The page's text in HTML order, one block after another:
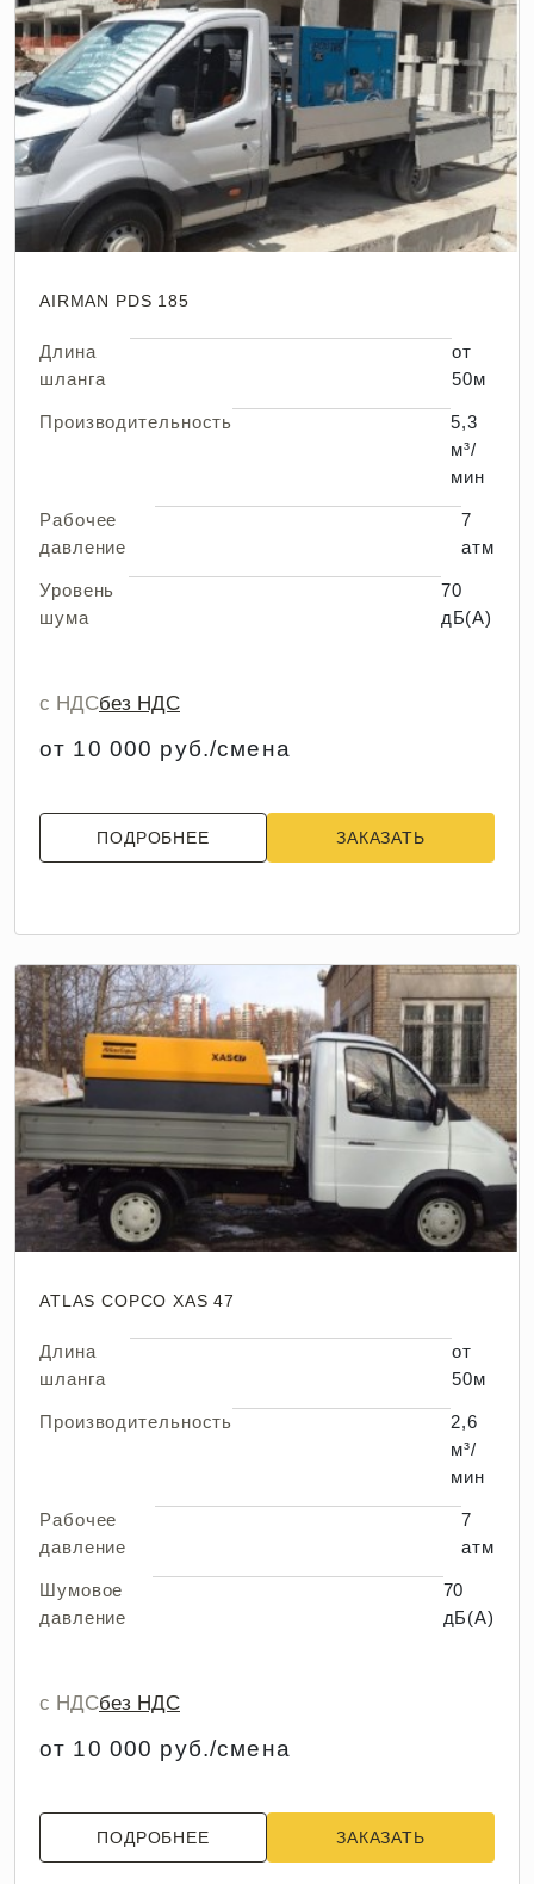
AIRMAN PDS 185
Длина
шланга
от
50м
Производительность
5,3
м³/
мин
Рабочее
давление
7
атм
Уровень
шума
70
дБ(А)
с НДСбез НДС
от 10 000 руб./смена
ПОДРОБНЕЕ ЗАКАЗАТЬ
ATLAS COPCO XAS 47
Длина
шланга
от
50м
Производительность
2,6
м³/
мин
Рабочее
давление
7
атм
Шумовое
давление
70
дБ(А)
с НДСбез НДС
от 10 000 руб./смена
ПОДРОБНЕЕ ЗАКАЗАТЬ